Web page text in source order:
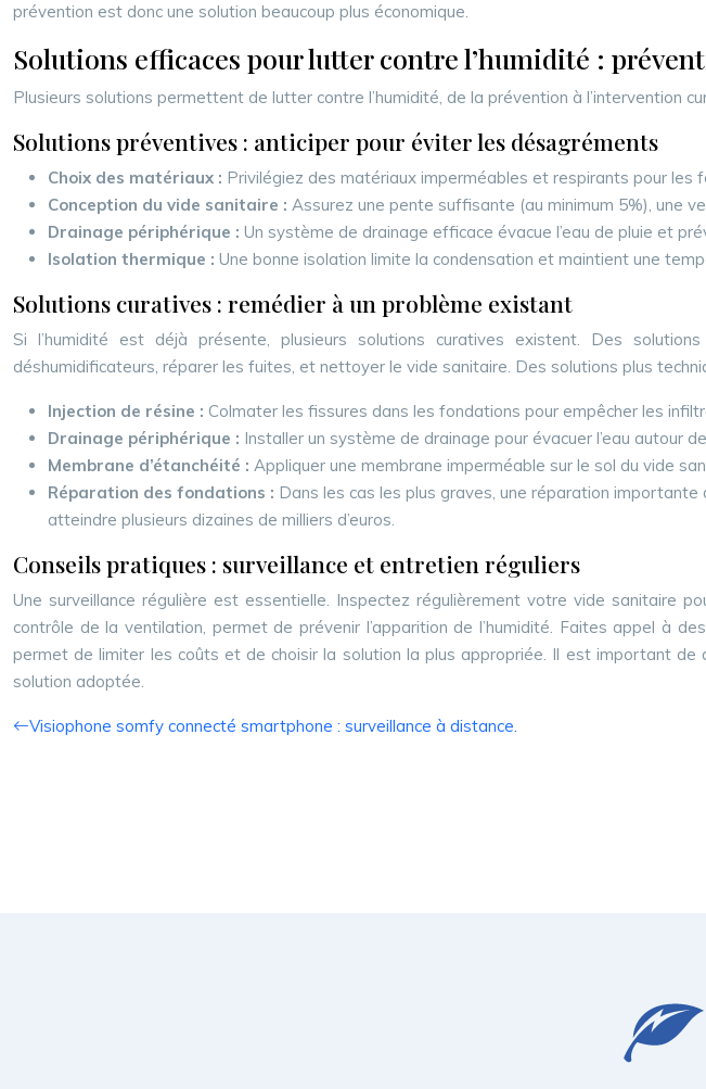
prévention est donc une solution beaucoup plus économique.
Solutions efficaces pour lutter contre l’humidité :
Plusieurs solutions permettent de lutter contre l’humidité, de la prévention à l’intervention
Solutions préventives : anticiper pour éviter les désagréments
Choix des matériaux : Privilégiez des matériaux imperméables et respirants pour les
Conception du vide sanitaire : Assurez une pente suffisante (au minimum 5%), une
Drainage périphérique : Un système de drainage efficace évacue l’eau de pluie et
Isolation thermique : Une bonne isolation limite la condensation et maintient une
Solutions curatives : remédier à un problème existant
Si l’humidité est déjà présente, plusieurs solutions curatives existent. Des
déshumidificateurs, réparer les fuites, et nettoyer le vide sanitaire. Des solutions plus
Injection de résine : Colmater les fissures dans les fondations pour empêcher les
Drainage périphérique : Installer un système de drainage pour évacuer l’eau autour
Membrane d’étanchéité : Appliquer une membrane imperméable sur le sol du vide
Réparation des fondations : Dans les cas les plus graves, une réparation
atteindre plusieurs dizaines de milliers d’euros.
Conseils pratiques : surveillance et entretien réguliers
Une surveillance régulière est essentielle. Inspectez régulièrement votre vide sanitaire
contrôle de la ventilation, permet de prévenir l’apparition de l’humidité. Faites appel à
permet de limiter les coûts et de choisir la solution la plus appropriée. Il est important
solution adoptée.
Visiophone somfy connecté smartphone : surveillance à distance.